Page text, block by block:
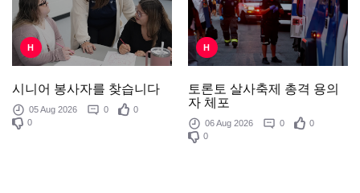
H
시니어 봉사자를 찾습니다
05 Aug 2026 0
0
0
H
토론토 살사축제 총격 용의
자 체포
06 Aug 2026 0
0
0